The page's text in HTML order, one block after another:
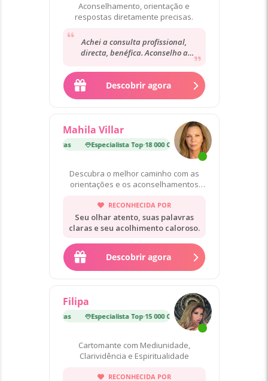
Aconselhamento, orientação e
respostas diretamente precisas.
Achei a consulta profissional,
directa, benéfica. Aconselho a
consultarem pois acredito que ficam
satisfeitos
Descobrir agora
Mahila Villar
Especialista Top· 18 000 Consultas
Descubra o melhor caminho com as
orientações e os aconselhamentos
RECONHECIDA POR
Seu olhar atento, suas palavras
claras e seu acolhimento caloroso.
Descobrir agora
Filipa
Especialista Top· 15 000 Consultas
Cartomante com Mediunidade,
Clarividência e Espiritualidade
RECONHECIDA POR